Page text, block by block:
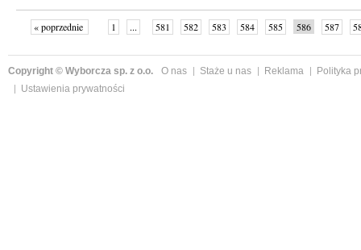
« poprzednie 1 ... 581 582 583 584 585 586 587
Copyright © Wyborcza sp. z o.o. O nas Staże u nas Reklama
Polityka
Ustawienia prywatności